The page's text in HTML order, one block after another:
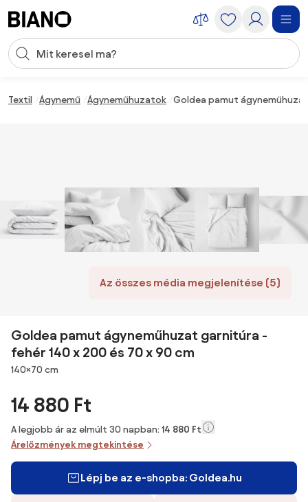
Keresési bevitel
Textil Ágynemű Ágyneműhuzatok Goldea pamut
Az összes média megjelenítése (5)
Goldea pamut ágyneműhuzat garnitúra -
fehér 140 x 200 és 70 x 90 cm
Méretek
140×70 cm
14 880 Ft
A legjobb ár az elmúlt 30 napban: 14 880 Ft
Árelőzmények megtekintése
Lépj be az e-shopba: Goldea.hu